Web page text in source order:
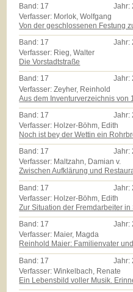
Band: 17 Jahr:
Verfasser: Morlok, Wolfgang
Von der geschlossenen Festung
Band: 17 Jahr:
Verfasser: Rieg, Walter
Die Vorstadtstraße
Band: 17 Jahr:
Verfasser: Zeyher, Reinhold
Aus dem Inventurverzeichnis von
Band: 17 Jahr:
Verfasser: Holzer-Böhm, Edith
Noch ist bey der Wettin ein
Band: 17 Jahr:
Verfasser: Maltzahn, Damian v.
Zwischen Aufklärung und
Band: 17 Jahr:
Verfasser: Holzer-Böhm, Edith
Zur Situation der Fremdarbeiter
Band: 17 Jahr:
Verfasser: Maier, Magda
Reinhold Maier: Familienvater
Band: 17 Jahr:
Verfasser: Winkelbach, Renate
Ein Lebensbild voller Musik.